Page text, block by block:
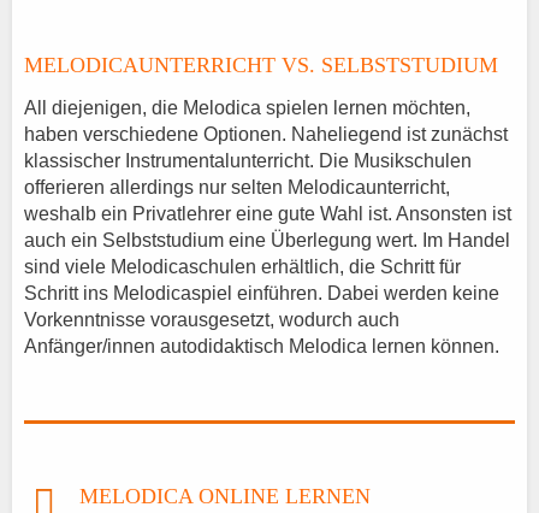
MELODICAUNTERRICHT VS. SELBSTSTUDIUM
All diejenigen, die Melodica spielen lernen möchten,
haben verschiedene Optionen. Naheliegend ist zunächst
klassischer Instrumentalunterricht. Die Musikschulen
offerieren allerdings nur selten Melodicaunterricht,
weshalb ein Privatlehrer eine gute Wahl ist. Ansonsten ist
auch ein Selbststudium eine Überlegung wert. Im Handel
sind viele Melodicaschulen erhältlich, die Schritt für
Schritt ins Melodicaspiel einführen. Dabei werden keine
Vorkenntnisse vorausgesetzt, wodurch auch
Anfänger/innen autodidaktisch Melodica lernen können.
MELODICA ONLINE LERNEN